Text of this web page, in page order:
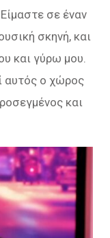
Είμαστε σε έναν
σκηνή, και
και γύρω μου.
αυτός ο χώρος
και